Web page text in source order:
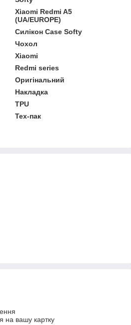
Xiaomi Redmi A5
(UA/EUROPE)
Силікон Case Softy
Чохол
Xiaomi
Redmi series
Оригінальний
Накладка
TPU
Тех-пак
на вашу картку